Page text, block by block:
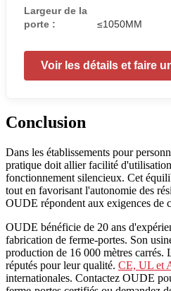
Largeur de la
porte :
≤1050MM
Voir les détails et faire
Conclusion
Dans les établissements pour
pratique doit allier facilité
fonctionnement silencieux. Cet
tout en favorisant l'autonomie des
OUDE répondent aux exigences de
OUDE bénéficie de 20 ans
fabrication de ferme-portes. Son
production de 16 000 mètres
réputés pour leur qualité. CE, UL et
internationales. Contactez OUDE